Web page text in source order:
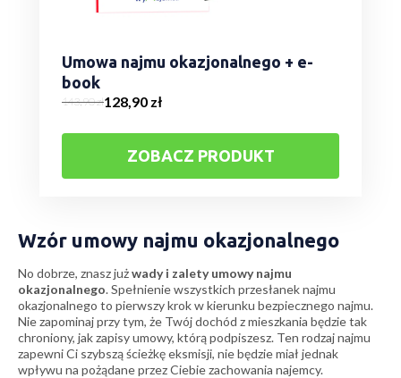
Umowa najmu okazjonalnego + e-
book
143,90zł
Pierwotna
128,90 zł
Aktualna
ZOBACZ PRODUKT
Wzór umowy najmu okazjonalnego
No dobrze, znasz jużwady i zalety umowy najmu
okazjonalnego. Spełnienie wszystkich przesłanek najmu
okazjonalnego to pierwszy krok w kierunku bezpiecznego najmu.
Nie zapominaj przy tym, że Twój dochód z mieszkania będzie tak
chroniony, jak zapisy umowy, którą podpiszesz. Ten rodzaj najmu
zapewni Ci szybszą ścieżkę eksmisji, nie będzie miał jednak
wpływu na pożądane przez Ciebie zachowania najemcy.